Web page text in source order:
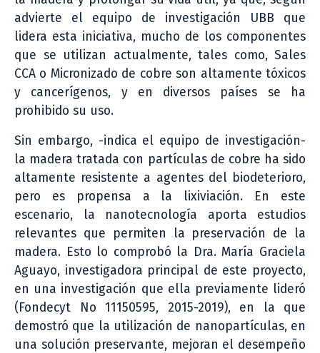
advierte el equipo de investigación UBB que
lidera esta iniciativa, mucho de los componentes
que se utilizan actualmente, tales como, Sales
CCA o Micronizado de cobre son altamente tóxicos
y cancerígenos, y en diversos países se ha
prohibido su uso.
Sin embargo, -indica el equipo de investigación-
la madera tratada con partículas de cobre ha sido
altamente resistente a agentes del biodeterioro,
pero es propensa a la lixiviación. En este
escenario, la nanotecnología aporta estudios
relevantes que permiten la preservación de la
madera. Esto lo comprobó la Dra. María Graciela
Aguayo, investigadora principal de este proyecto,
en una investigación que ella previamente lideró
(Fondecyt No 11150595, 2015-2019), en la que
demostró que la utilización de nanopartículas, en
una solución preservante, mejoran el desempeño